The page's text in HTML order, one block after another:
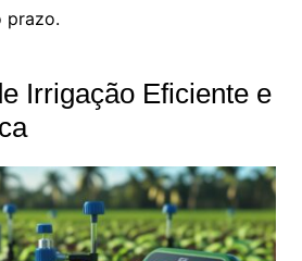
prazo.
Irrigação Eficiente e